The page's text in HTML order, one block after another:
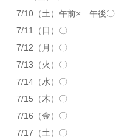
7/10（土）午前× 午後〇
7/11（日）〇
7/12（月）〇
7/13（火）〇
7/14（水）〇
7/15（木）〇
7/16（金）〇
7/17（土）〇